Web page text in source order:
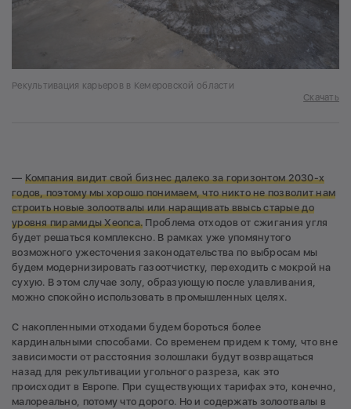
Рекультивация карьеров в Кемеровской области
Скачать
— Компания видит свой бизнес далеко за горизонтом 2030-х
годов, поэтому мы хорошо понимаем, что никто не позволит нам
строить новые золоотвалы или наращивать ввысь старые до
уровня пирамиды Хеопса. Проблема отходов от сжигания угля
будет решаться комплексно. В рамках уже упомянутого
возможного ужесточения законодательства по выбросам мы
будем модернизировать газоотчистку, переходить с мокрой на
сухую. В этом случае золу, образующую после улавливания,
можно спокойно использовать в промышленных целях.
С накопленными отходами будем бороться более
кардинальными способами. Со временем придем к тому, что вне
зависимости от расстояния золошлаки будут возвращаться
назад для рекультивации угольного разреза, как это
происходит в Европе. При существующих тарифах это, конечно,
малореально, потому что дорого. Но и содержать золоотвалы в